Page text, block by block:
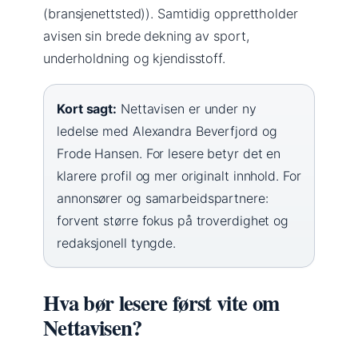
(bransjenettsted)). Samtidig opprettholder
avisen sin brede dekning av sport,
underholdning og kjendisstoff.
Kort sagt: Nettavisen er under ny
ledelse med Alexandra Beverfjord og
Frode Hansen. For lesere betyr det en
klarere profil og mer originalt innhold. For
annonsører og samarbeidspartnere:
forvent større fokus på troverdighet og
redaksjonell tyngde.
Hva bør lesere først vite om
Nettavisen?